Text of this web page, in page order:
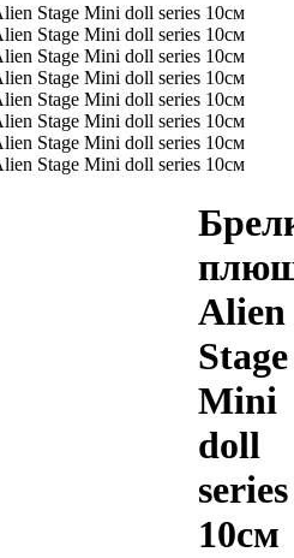
Alien
Stage
Mini
doll
series
10см